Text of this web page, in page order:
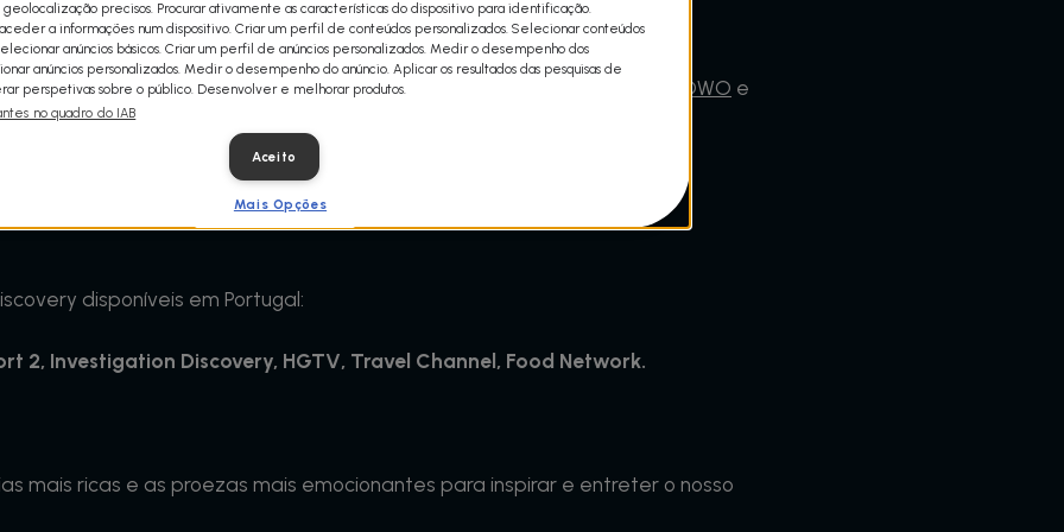
disponível em Portugal através dos operadores NOWO e
disponíveis em Portugal:
2, Investigation Discovery, HGTV, Travel Channel, Food Network.
mais ricas e as proezas mais emocionantes para inspirar e entreter o nosso
precisos. Procurar ativamente as características do dispositivo para identificação.
a informações num dispositivo. Criar um perfil de conteúdos personalizados. Selecionar conteúdos
anúncios básicos. Criar um perfil de anúncios personalizados. Medir o desempenho dos
anúncios personalizados. Medir o desempenho do anúncio. Aplicar os resultados das pesquisas de
perspetivas sobre o público. Desenvolver e melhorar produtos.
no quadro do IAB
Aceito
Mais Opções